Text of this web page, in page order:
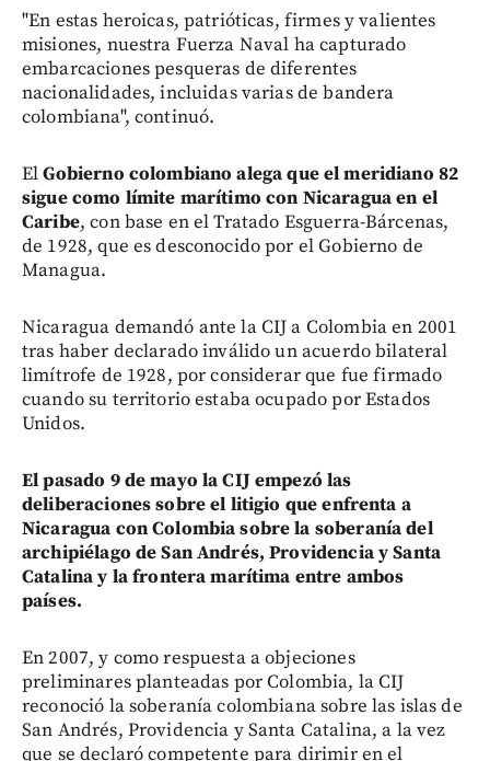
"En estas heroicas, patrióticas, firmes y valientes
misiones, nuestra Fuerza Naval ha capturado
embarcaciones pesqueras de diferentes
nacionalidades, incluidas varias de bandera
colombiana", continuó.
ElGobierno colombiano alega que el meridiano 82
sigue como límite marítimo con Nicaragua en el
Caribe, con base en el Tratado Esguerra-Bárcenas,
de 1928, que es desconocido por el Gobierno de
Managua.
Nicaragua demandó ante la CIJ a Colombia en 2001
tras haber declarado inválido un acuerdo bilateral
limítrofe de 1928, por considerar que fue firmado
cuando su territorio estaba ocupado por Estados
Unidos.
El pasado 9 de mayo la CIJ empezó las
deliberaciones sobre el litigio que enfrenta a
Nicaragua con Colombia sobre la soberanía del
archipiélago de San Andrés, Providencia y Santa
Catalina y la frontera marítima entre ambos
países.
En 2007, y como respuesta a objeciones
preliminares planteadas por Colombia, la CIJ
reconoció la soberanía colombiana sobre las islas de
San Andrés, Providencia y Santa Catalina, a la vez
que se declaró competente para dirimir en el